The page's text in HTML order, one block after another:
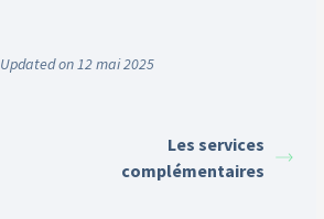
Updated on 12 mai 2025
Les services
complémentaires